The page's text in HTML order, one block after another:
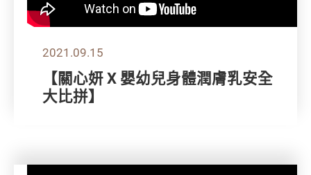
2021.09.15
【關心妍 X 嬰幼兒身體潤膚乳安全
大比拼】